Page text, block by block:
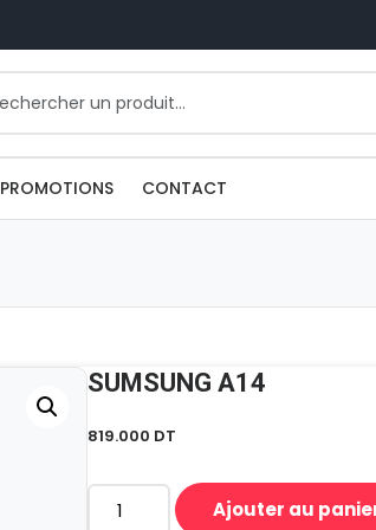
PROMOTIONS CONTACT
SUMSUNG A14
819.000 DT
quantité
Ajouter au